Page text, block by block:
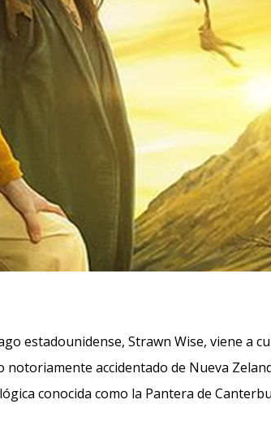
estadounidense, Strawn Wise, viene a
accidentado de Nueva
conocida como la Pantera de